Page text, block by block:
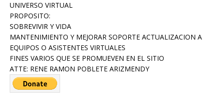
UNIVERSO VIRTUAL
PROPOSITO:
SOBREVIVIR Y VIDA
MANTENIMIENTO Y MEJORAR SOPORTE ACTUALIZACION A
EQUIPOS O ASISTENTES VIRTUALES
FINES VARIOS QUE SE PROMUEVEN EN EL SITIO
ATTE: RENE RAMON POBLETE ARIZMENDY